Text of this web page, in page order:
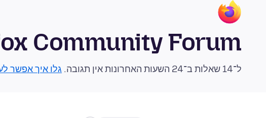
Community Forum
ל־14 שאלות ב־24 השעות האחרונות אין תגובה. גלו איך אפשר